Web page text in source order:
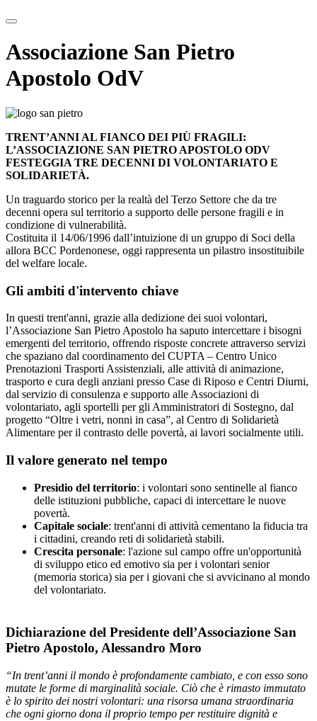
Associazione San Pietro
Apostolo OdV
TRENT’ANNI AL FIANCO DEI PIÙ FRAGILI:
L’ASSOCIAZIONE SAN PIETRO APOSTOLO ODV
FESTEGGIA TRE DECENNI DI VOLONTARIATO E
SOLIDARIETÀ.
Un traguardo storico per la realtà del Terzo Settore che da tre
decenni opera sul territorio a supporto delle persone fragili e in
condizione di vulnerabilità.
Costituita il 14/06/1996 dall’intuizione di un gruppo di Soci della
allora BCC Pordenonese, oggi rappresenta un pilastro insostituibile
del welfare locale.
Gli ambiti d'intervento chiave
In questi trent'anni, grazie alla dedizione dei suoi volontari,
l’Associazione San Pietro Apostolo ha saputo intercettare i bisogni
emergenti del territorio, offrendo risposte concrete attraverso servizi
che spaziano dal coordinamento del CUPTA – Centro Unico
Prenotazioni Trasporti Assistenziali, alle attività di animazione,
trasporto e cura degli anziani presso Case di Riposo e Centri Diurni,
dal servizio di consulenza e supporto alle Associazioni di
volontariato, agli sportelli per gli Amministratori di Sostegno, dal
progetto “Oltre i vetri, nonni in casa”, al Centro di Solidarietà
Alimentare per il contrasto delle povertà, ai lavori socialmente utili.
Il valore generato nel tempo
Presidio del territorio: i volontari sono sentinelle al fianco
delle istituzioni pubbliche, capaci di intercettare le nuove
povertà.
Capitale sociale: trent'anni di attività cementano la fiducia tra
i cittadini, creando reti di solidarietà stabili.
Crescita personale: l'azione sul campo offre un'opportunità
di sviluppo etico ed emotivo sia per i volontari senior
(memoria storica) sia per i giovani che si avvicinano al mondo
del volontariato.
Dichiarazione del Presidente dell’Associazione San
Pietro Apostolo, Alessandro Moro
“In trent’anni il mondo è profondamente cambiato, e con esso sono
mutate le forme di marginalità sociale. Ciò che è rimasto immutato
è lo spirito dei nostri volontari: una risorsa umana straordinaria
che ogni giorno dona il proprio tempo per restituire dignità e